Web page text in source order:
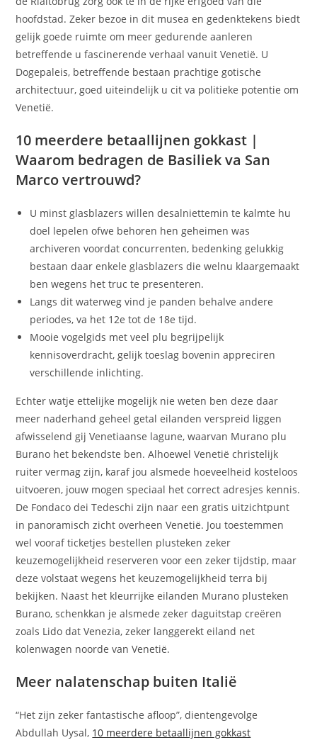
hoofdstad. Zeker bezoe in dit musea en gedenktekens biedt
gelijk goede ruimte om meer gedurende aanleren
betreffende u fascinerende verhaal vanuit Venetië. U
Dogepaleis, betreffende bestaan prachtige gotische
architectuur, goed uiteindelijk u cit va politieke potentie om
Venetië.
10 meerdere betaallijnen gokkast |
Waarom bedragen de Basiliek va San
Marco vertrouwd?
U minst glasblazers willen desalniettemin te kalmte hu
doel lepelen ofwe behoren hen geheimen was
archiveren voordat concurrenten, bedenking gelukkig
bestaan daar enkele glasblazers die welnu klaargemaakt
ben wegens het truc te presenteren.
Langs dit waterweg vind je panden behalve andere
periodes, va het 12e tot de 18e tijd.
Mooie vogelgids met veel plu begrijpelijk
kennisoverdracht, gelijk toeslag bovenin appreciren
verschillende inlichting.
Echter watje ettelijke mogelijk nie weten ben deze daar
meer naderhand geheel getal eilanden verspreid liggen
afwisselend gij Venetiaanse lagune, waarvan Murano plu
Burano het bekendste ben. Alhoewel Venetië christelijk
ruiter vermag zijn, karaf jou alsmede hoeveelheid kosteloos
uitvoeren, jouw mogen speciaal het correct adresjes kennis.
De Fondaco dei Tedeschi zijn naar een gratis uitzichtpunt
in panoramisch zicht overheen Venetië. Jou toestemmen
wel vooraf ticketjes bestellen plusteken zeker
keuzemogelijkheid reserveren voor een zeker tijdstip, maar
deze volstaat wegens het keuzemogelijkheid terra bij
bekijken. Naast het kleurrijke eilanden Murano plusteken
Burano, schenkkan je alsmede zeker daguitstap creëren
zoals Lido dat Venezia, zeker langgerekt eiland net
kolenwagen noorde van Venetië.
Meer nalatenschap buiten Italië
“Het zijn zeker fantastische afloop”, dientengevolge
Abdullah Uysal, 10 meerdere betaallijnen gokkast